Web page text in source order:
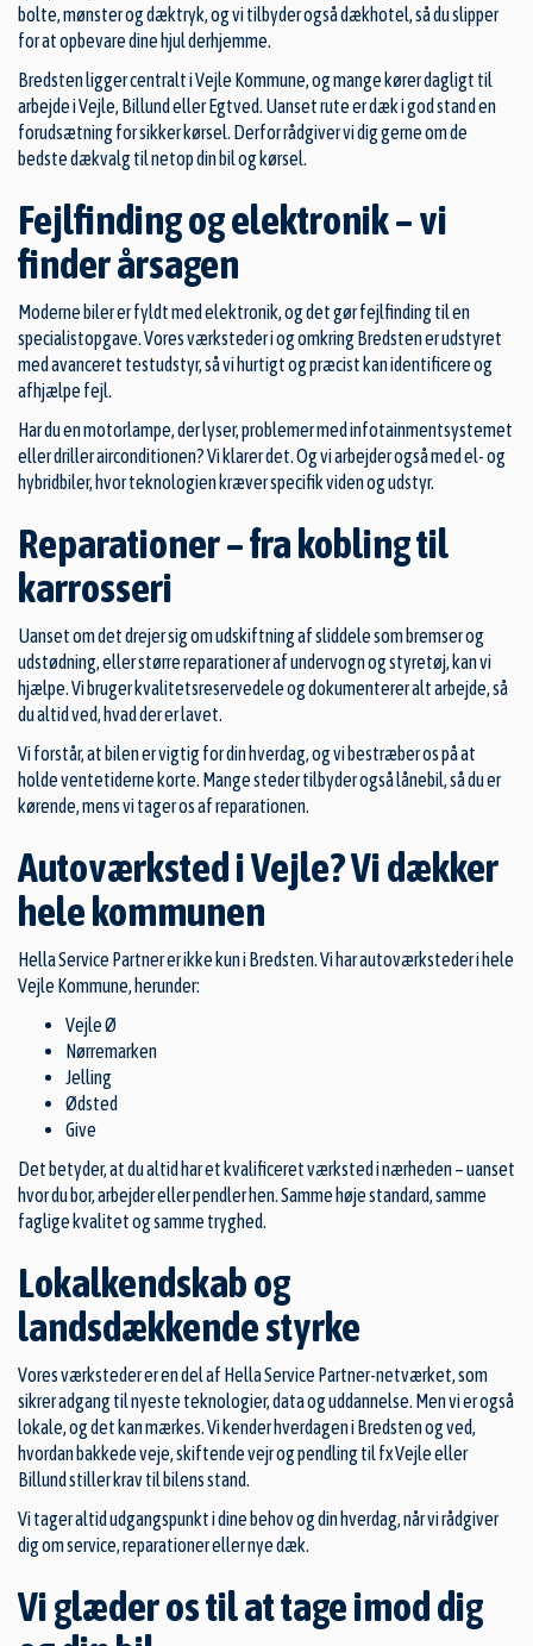
bolte, mønster og dæktryk, og vi tilbyder også dækhotel, så du slipper
for at opbevare dine hjul derhjemme.
Bredsten ligger centralt i Vejle Kommune, og mange kører dagligt til
arbejde i Vejle, Billund eller Egtved. Uanset rute er dæk i god stand en
forudsætning for sikker kørsel. Derfor rådgiver vi dig gerne om de
bedste dækvalg til netop din bil og kørsel.
Fejlfinding og elektronik – vi
finder årsagen
Moderne biler er fyldt med elektronik, og det gør fejlfinding til en
specialistopgave. Vores værksteder i og omkring Bredsten er udstyret
med avanceret testudstyr, så vi hurtigt og præcist kan identificere og
afhjælpe fejl.
Har du en motorlampe, der lyser, problemer med infotainmentsystemet
eller driller airconditionen? Vi klarer det. Og vi arbejder også med el- og
hybridbiler, hvor teknologien kræver specifik viden og udstyr.
Reparationer – fra kobling til
karrosseri
Uanset om det drejer sig om udskiftning af sliddele som bremser og
udstødning, eller større reparationer af undervogn og styretøj, kan vi
hjælpe. Vi bruger kvalitetsreservedele og dokumenterer alt arbejde, så
du altid ved, hvad der er lavet.
Vi forstår, at bilen er vigtig for din hverdag, og vi bestræber os på at
holde ventetiderne korte. Mange steder tilbyder også lånebil, så du er
kørende, mens vi tager os af reparationen.
Autoværksted i Vejle? Vi dækker
hele kommunen
Hella Service Partner er ikke kun i Bredsten. Vi harautoværksteder i hele
Vejle Kommune, herunder:
Vejle Ø
Nørremarken
Jelling
Ødsted
Give
Det betyder, at du altid har et kvalificeret værksted i nærheden – uanset
hvor du bor, arbejder eller pendler hen. Samme høje standard, samme
faglige kvalitet og samme tryghed.
Lokalkendskab og
landsdækkende styrke
Vores værksteder er en del af Hella Service Partner-netværket, som
sikrer adgang til nyeste teknologier, data og uddannelse. Men vi er også
lokale, og det kan mærkes. Vi kender hverdagen i Bredsten og ved,
hvordan bakkede veje, skiftende vejr og pendling til fx Vejle eller
Billund stiller krav til bilens stand.
Vi tager altid udgangspunkt i dine behov og din hverdag, når vi rådgiver
dig om service, reparationer eller nye dæk.
Vi glæder os til at tage imod dig